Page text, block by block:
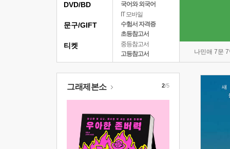
국어와 외국어
IT 모바일
수험서 자격증
초등참고서
중등참고서
고등참고서
나민애 7문
DVD/BD
문구/GIFT
티켓
그래제본소 2/5